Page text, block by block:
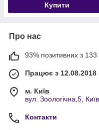
Купити
Про нас
93% позитивних з 133
Працює з 12.08.2018
м. Київ
вул. Зоологічна,5,
Контакти